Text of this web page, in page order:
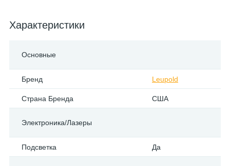
Характеристики
Основные
Бренд Leupold
Страна Бренда США
Электроника/Лазеры
Подсветка Да